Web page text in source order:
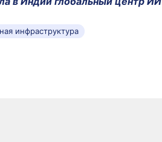
инфраструктура